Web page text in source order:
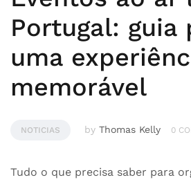
Portugal: guia
uma
memorável
NOTICIAS by Thomas Kelly 0
Tudo o que precisa saber para